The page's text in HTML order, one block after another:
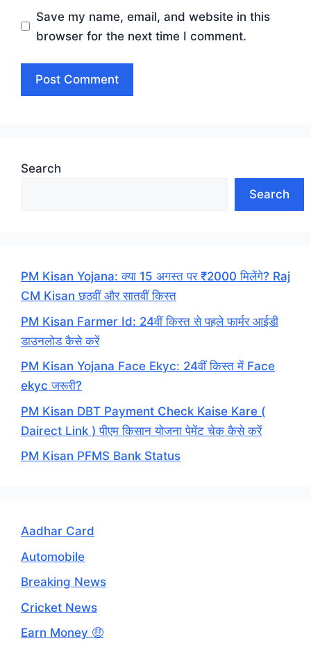
Save my name, email, and website in this
browser for the next time I comment.
Search
Search
PM Kisan Yojana: क्या 15 अगस्त पर ₹2000 मिलेंगे? Raj
CM Kisan छठवीं और सातवीं किस्त
PM Kisan Farmer Id: 24वीं किस्त से पहले फार्मर आईडी
डाउनलोड कैसे करें
PM Kisan Yojana Face Ekyc: 24वीं किस्त में Face
ekyc जरूरी?
PM Kisan DBT Payment Check Kaise Kare (
Dairect Link ) पीएम किसान योजना पेमेंट चेक कैसे करें
PM Kisan PFMS Bank Status
Aadhar Card
Automobile
Breaking News
Cricket News
Earn Money 🤑